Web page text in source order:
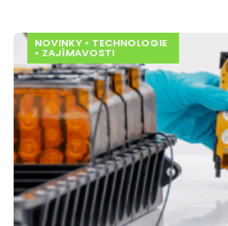
NOVINKY • TECHNOLOGIE
• ZAJÍMAVOSTI